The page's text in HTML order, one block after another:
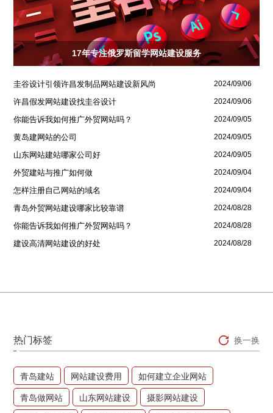
17年专注俄罗斯留学网站建设服务
圭谷设计引领许昌发制品网站建设新风尚 2024/09/06
许昌假发网站建设找圭谷设计 2024/09/06
你能告诉我如何推广外贸网站吗？ 2024/09/05
黄岛建网站的公司 2024/09/05
山东网站建站哪家公司好 2024/09/05
外贸建站与推广如何做 2024/09/04
怎样注册自己网站的域名 2024/09/04
青岛外贸网站建设哪家比较靠谱 2024/08/28
你能告诉我如何推广外贸网站吗？ 2024/08/28
建设高清网站建设的好处 2024/08/28
热门标签 换一换
青岛建站 网站建设费用 如何建立企业网站
青岛做网站 山东网站建设 摄影网站建设